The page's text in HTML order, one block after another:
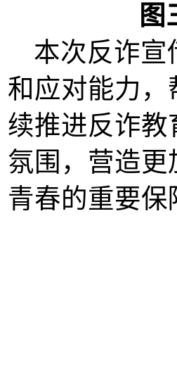
图
本次反诈宣
和应对能力 ，
续推进反诈
氛围，营造更
青春的重要保